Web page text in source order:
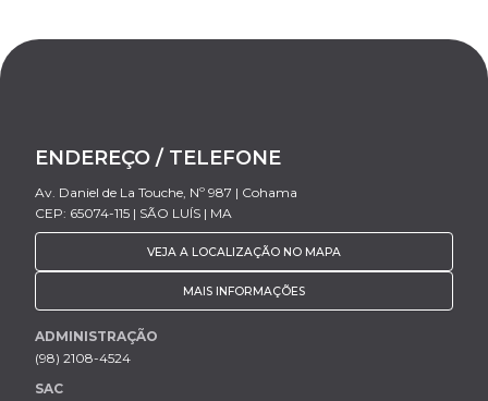
ENDEREÇO / TELEFONE
Av. Daniel de La Touche, Nº 987 | Cohama
CEP: 65074-115 | SÃO LUÍS | MA
VEJA A LOCALIZAÇÃO NO MAPA
MAIS INFORMAÇÕES
ADMINISTRAÇÃO
(98) 2108-4524
SAC